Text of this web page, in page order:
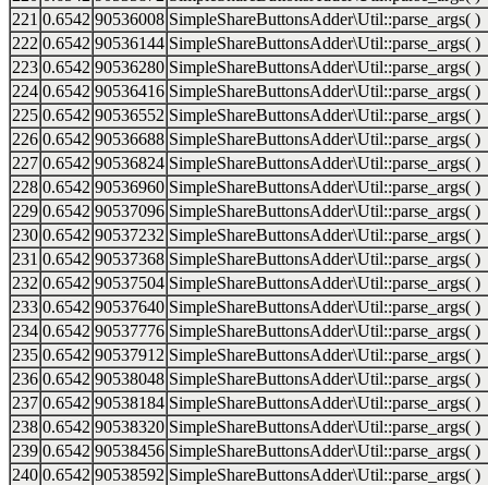
221 0.6542 90536008 SimpleShareButtonsAdder\Util::parse_args( )
222 0.6542 90536144 SimpleShareButtonsAdder\Util::parse_args( )
223 0.6542 90536280 SimpleShareButtonsAdder\Util::parse_args( )
224 0.6542 90536416 SimpleShareButtonsAdder\Util::parse_args( )
225 0.6542 90536552 SimpleShareButtonsAdder\Util::parse_args( )
226 0.6542 90536688 SimpleShareButtonsAdder\Util::parse_args( )
227 0.6542 90536824 SimpleShareButtonsAdder\Util::parse_args( )
228 0.6542 90536960 SimpleShareButtonsAdder\Util::parse_args( )
229 0.6542 90537096 SimpleShareButtonsAdder\Util::parse_args( )
230 0.6542 90537232 SimpleShareButtonsAdder\Util::parse_args( )
231 0.6542 90537368 SimpleShareButtonsAdder\Util::parse_args( )
232 0.6542 90537504 SimpleShareButtonsAdder\Util::parse_args( )
233 0.6542 90537640 SimpleShareButtonsAdder\Util::parse_args( )
234 0.6542 90537776 SimpleShareButtonsAdder\Util::parse_args( )
235 0.6542 90537912 SimpleShareButtonsAdder\Util::parse_args( )
236 0.6542 90538048 SimpleShareButtonsAdder\Util::parse_args( )
237 0.6542 90538184 SimpleShareButtonsAdder\Util::parse_args( )
238 0.6542 90538320 SimpleShareButtonsAdder\Util::parse_args( )
239 0.6542 90538456 SimpleShareButtonsAdder\Util::parse_args( )
240 0.6542 90538592 SimpleShareButtonsAdder\Util::parse_args( )